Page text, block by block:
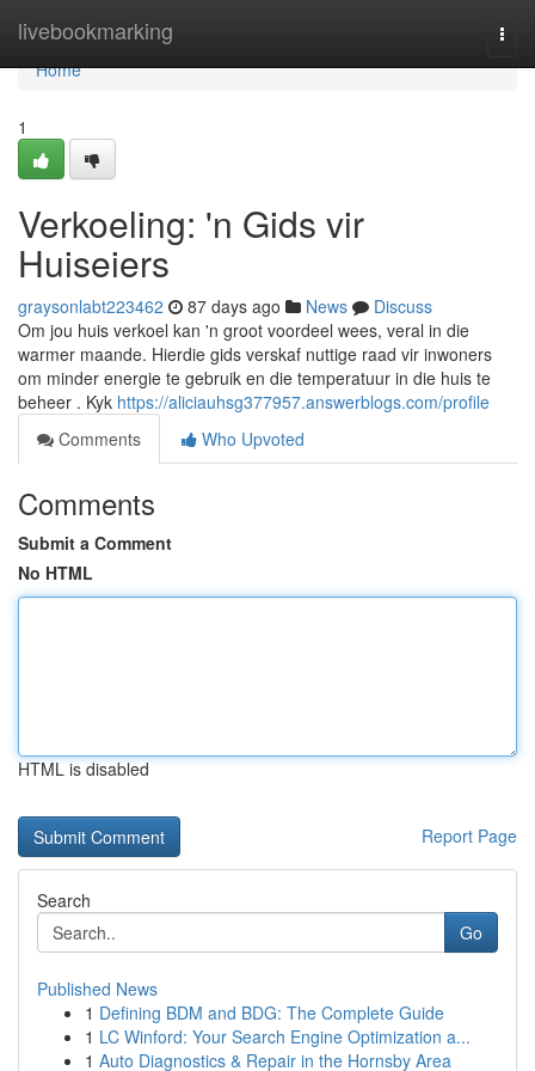
livebookmarking
Home
Home
1
Verkoeling: 'n Gids vir
Huiseiers
graysonlabt223462 87 days ago News
Discuss
Om jou huis verkoel kan 'n groot voordeel wees, veral in die
warmer maande. Hierdie gids verskaf nuttige raad vir inwoners
om minder energie te gebruik en die temperatuur in die huis te
beheer . Kyk https://aliciauhsg377957.answerblogs.com/profile
Comments
Who Upvoted
Comments
Submit a Comment
No HTML
HTML is disabled
Report Page
Search
Go
Published News
1 Defining BDM and BDG: The Complete Guide
1 LC Winford: Your Search Engine Optimization a...
1 Auto Diagnostics & Repair in the Hornsby Area